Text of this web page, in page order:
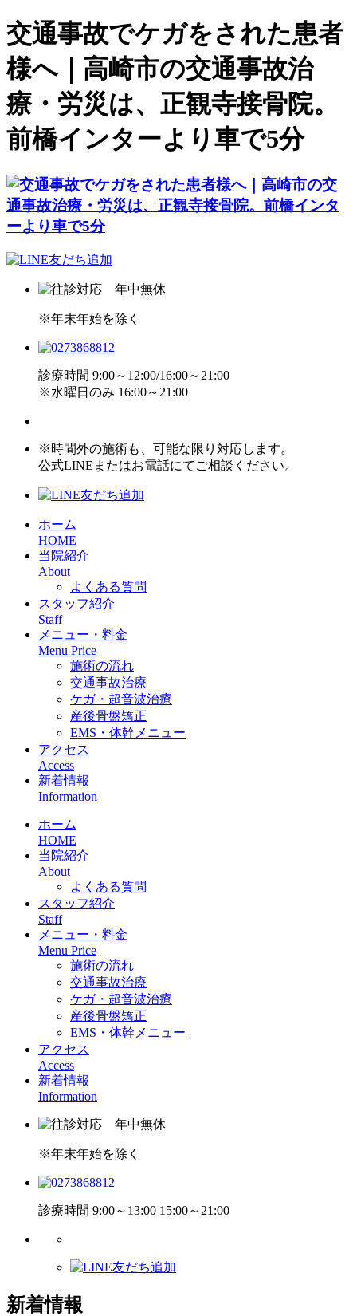
交通事故でケガをされた患者
様へ｜高崎市の交通事故治
療・労災は、正観寺接骨院。
前橋インターより車で5分
※年末年始を除く
診療時間 9:00～12:00/16:00～21:00
※水曜日のみ 16:00～21:00
※時間外の施術も、可能な限り対応します。
公式LINEまたはお電話にてご相談ください。
ホーム
HOME
当院紹介
About
よくある質問
スタッフ紹介
Staff
メニュー・料金
Menu Price
施術の流れ
交通事故治療
ケガ・超音波治療
産後骨盤矯正
EMS・体幹メニュー
アクセス
Access
新着情報
Information
ホーム
HOME
当院紹介
About
よくある質問
スタッフ紹介
Staff
メニュー・料金
Menu Price
施術の流れ
交通事故治療
ケガ・超音波治療
産後骨盤矯正
EMS・体幹メニュー
アクセス
Access
新着情報
Information
※年末年始を除く
診療時間 9:00～13:00 15:00～21:00
新着情報